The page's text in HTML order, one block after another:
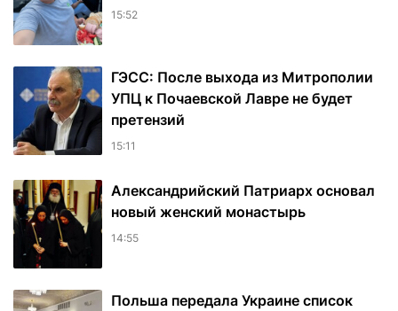
15:52
ГЭСС: После выхода из Митрополии
УПЦ к Почаевской Лавре не будет
претензий
15:11
Александрийский Патриарх основал
новый женский монастырь
14:55
Польша передала Украине список